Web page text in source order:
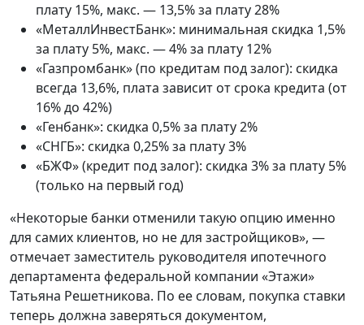
плату 15%, макс. — 13,5% за плату 28%
«МеталлИнвестБанк»: минимальная скидка 1,5%
за плату 5%, макс. — 4% за плату 12%
«Газпромбанк» (по кредитам под залог): скидка
всегда 13,6%, плата зависит от срока кредита (от
16% до 42%)
«Генбанк»: скидка 0,5% за плату 2%
«СНГБ»: скидка 0,25% за плату 3%
«БЖФ» (кредит под залог): скидка 3% за плату 5%
(только на первый год)
«Некоторые банки отменили такую опцию именно
для самих клиентов, но не для застройщиков», —
отмечает заместитель руководителя ипотечного
департамента федеральной компании «Этажи»
Татьяна Решетникова. По ее словам, покупка ставки
теперь должна заверяться документом,